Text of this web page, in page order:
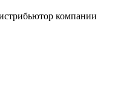
компании